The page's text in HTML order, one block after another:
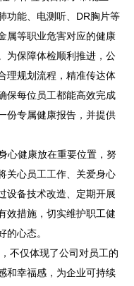
能、电测听、 DR胸片等
属等职业危害对应的健康
为保障体检顺利推进，公
理规划流程，精准传达体
保每位员工都能高效完成
份专属健康报告，并提供
心健康放在重要位置，努
关心员工工作、关爱身心
设备技术改造、定期开展
效措施，切实维护职工健
的心态。
不仅体现了公司对员工的
和幸福感，为企业可持续